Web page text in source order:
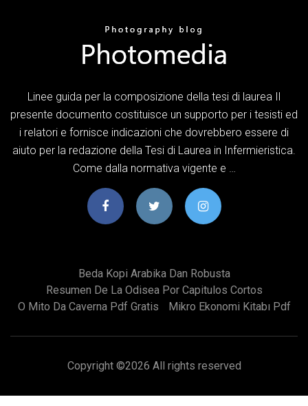
Linee guida per la composizione della tesi di laurea Il
presente documento costituisce un supporto per i tesisti ed
i relatori e fornisce indicazioni che dovrebbero essere di
aiuto per la redazione della Tesi di Laurea in Infermieristica.
Come dalla normativa vigente e …
Beda Kopi Arabika Dan Robusta
Resumen De La Odisea Por Capitulos Cortos
O Mito Da Caverna Pdf Gratis
Mikro Ekonomi Kitabı Pdf
Copyright ©2026 All rights reserved